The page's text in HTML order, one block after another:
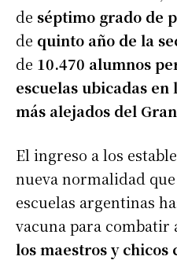
de séptimo grado de
de quinto año de la
de 10.470 alumnos
escuelas ubicadas
más alejados del
El ingreso a los
nueva normalidad
escuelas argentinas
vacuna para combatir
los maestros y chicos